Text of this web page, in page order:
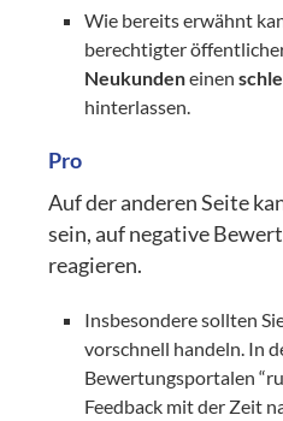
Wie bereits erwähnt
berechtigter
Neukundeneinen
hinterlassen.
Pro
Auf der anderen Seite
sein, auf negative
reagieren.
Insbesondere sollten
vorschnell handeln. In
Bewertungsportalen
Feedback mit der Zeit